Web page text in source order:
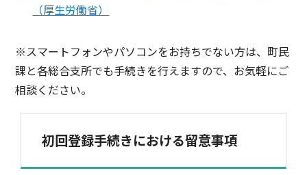
（厚生労働省）
※スマートフォンやパソコンをお持ちでない方は、町民
課と各総合支所でも手続きを行えますので、お気軽にご
相談ください。
初回登録手続きにおける留意事項